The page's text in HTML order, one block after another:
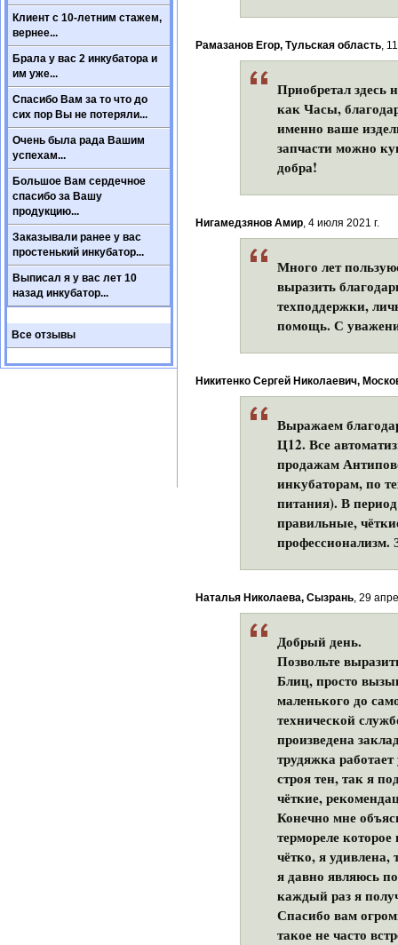
Клиент с 10-летним стажем,
вернее...
Брала у вас 2 инкубатора и
им уже...
Спасибо Вам за то что до
сих пор Вы не потеряли...
Очень была рада Вашим
успехам...
Большое Вам сердечное
спасибо за Вашу
продукцию...
Заказывали ранее у вас
простенький инкубатор...
Выписал я у вас лет 10
назад инкубатор...
Все отзывы
Рамазанов Егор, Тульская область,
Приобретал здесь
как Часы,
именно ваше
запчасти можно
добра!
Нигамедзянов Амир, 4 июля 2021 г.
Много лет
выразить
техподдержки,
помощь. С
Никитенко Сергей Николаевич,
Выражаем
Ц12. Все
продажам
инкубаторам, по
питания). В
правильные,
профессионализм.
Наталья Николаева, Сызрань, 29
Добрый день.
Позвольте
Блиц, просто
маленького до
технической
произведена
трудяжка
строя тен, так я
чёткие,
Конечно мне
термореле
чётко, я
я давно являюсь
каждый раз я
Спасибо вам
такое не часто